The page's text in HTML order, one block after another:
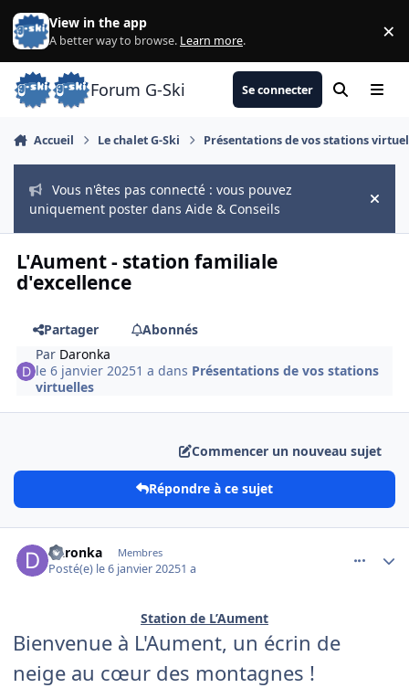
Aller au contenu
View in the app
A better way to browse. Learn more. ×
Forum G-Ski Se connecter Rechercher
Menu
Accueil Le chalet G-Ski Présentations de vos stations
Vous n'êtes pas connecté : vous pouvez
uniquement poster dans Aide & Conseils
Hide
L'Aument - station familiale
d'excellence
Partager
Abonnés
Par Daronka
le 6 janvier 20251 a dans Présentations de vos stations
virtuelles
Commencer un nouveau sujet
Répondre à ce sujet
Daronka Membres
Posté(e) le 6 janvier 20251 a
Station de L’Aument
Bienvenue à L'Aument, un écrin de
neige au cœur des montagnes !